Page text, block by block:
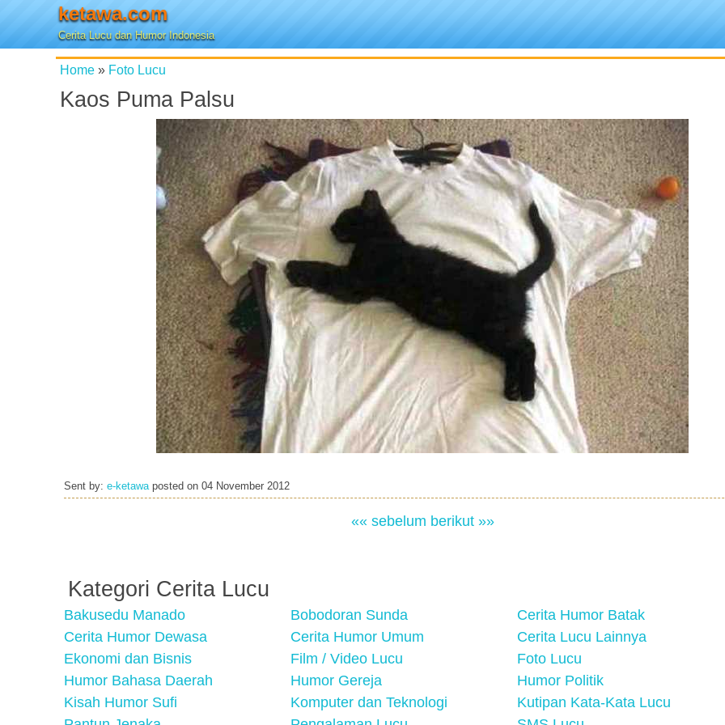
ketawa.com
Cerita Lucu dan Humor Indonesia
Home » Foto Lucu
Kaos Puma Palsu
Sent by: e-ketawaposted on 04 November 2012
«« sebelum berikut »»
Kategori Cerita Lucu
Bakusedu Manado Bobodoran Sunda
Cerita Humor Batak
Cerita Humor Dewasa
Cerita Humor Umum
Cerita Lucu Lainnya
Ekonomi dan Bisnis
Film / Video Lucu
Foto Lucu
Humor Bahasa Daerah
Humor Gereja
Humor Politik
Kisah Humor Sufi
Komputer dan Teknologi
Kutipan Kata-Kata Lucu